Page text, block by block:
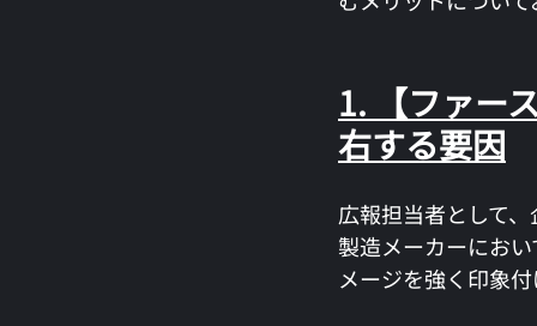
1. 【ファー
右する要因
広報担当者として
製造メーカーにお
メージを強く印象